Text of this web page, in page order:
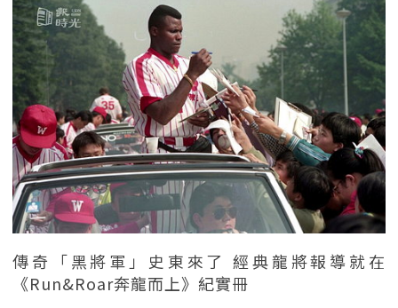
傳奇「黑將軍」史東來了 經典龍將報導就在
《Run&Roar奔龍而上》紀實冊